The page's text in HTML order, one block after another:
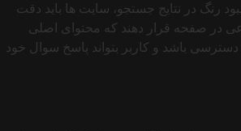
رنگ در نتایج جستجو، سایت‌ ها باید دقت
در صفحه قرار دهند که محتوای اصلی
باشد و کاربر بتواند پاسخ سوال خود